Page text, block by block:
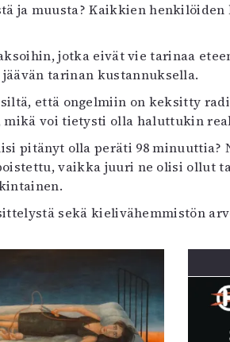
ja muusta? Kaikkien
jotka eivät vie tarinaa
tarinan kustannuksella.
että ongelmiin on keksitty
mikä voi tietysti olla haluttukin
pitänyt olla peräti 98 minuuttia?
vaikka juuri ne olisi ollut
sekä kielivähemmistön